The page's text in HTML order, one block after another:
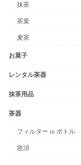
抹茶
茶葉
麦茶
お菓子
レンタル茶器
抹茶用品
茶器
フィルター in ボトル
急須